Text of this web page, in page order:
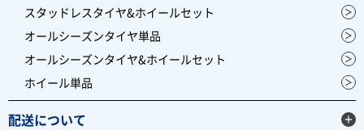
スタッドレスタイヤ&ホイールセット
オールシーズンタイヤ単品
オールシーズンタイヤ&ホイールセット
ホイール単品
配送について